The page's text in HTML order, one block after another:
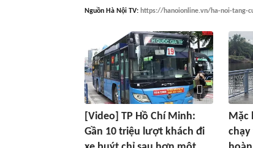
Nguồn Hà Nội TV: https://hanoionline.vn/ha-noi-tang-
[Video] TP Hồ Chí Minh:
Gần 10 triệu lượt khách đi
Mặc